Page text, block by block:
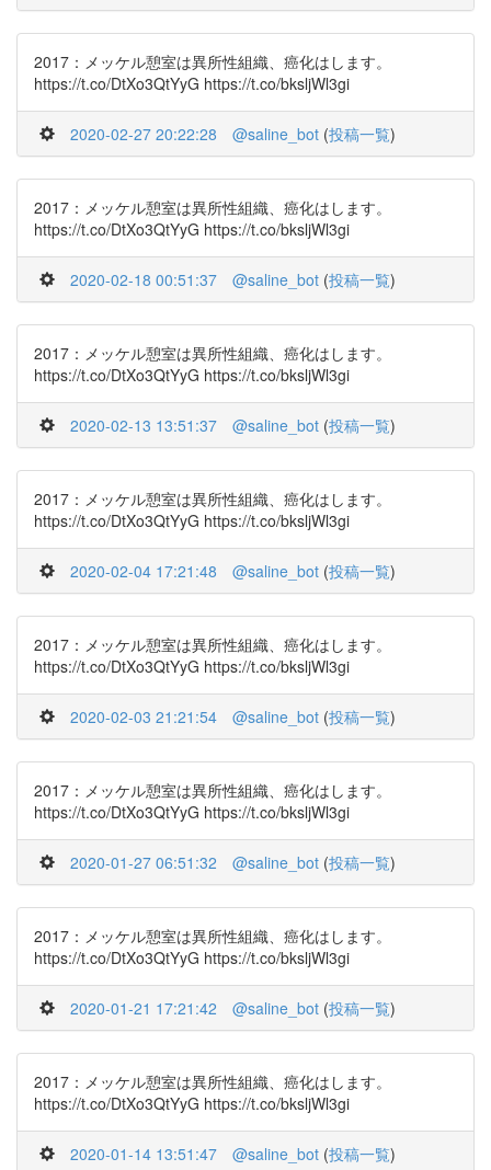
2017：メッケル憩室は異所性組織、癌化はします。
https://t.co/DtXo3QtYyG https://t.co/bksljWl3gi
2020-02-27 20:22:28 @saline_bot (投稿一覧)
2017：メッケル憩室は異所性組織、癌化はします。
https://t.co/DtXo3QtYyG https://t.co/bksljWl3gi
2020-02-18 00:51:37 @saline_bot (投稿一覧)
2017：メッケル憩室は異所性組織、癌化はします。
https://t.co/DtXo3QtYyG https://t.co/bksljWl3gi
2020-02-13 13:51:37 @saline_bot (投稿一覧)
2017：メッケル憩室は異所性組織、癌化はします。
https://t.co/DtXo3QtYyG https://t.co/bksljWl3gi
2020-02-04 17:21:48 @saline_bot (投稿一覧)
2017：メッケル憩室は異所性組織、癌化はします。
https://t.co/DtXo3QtYyG https://t.co/bksljWl3gi
2020-02-03 21:21:54 @saline_bot (投稿一覧)
2017：メッケル憩室は異所性組織、癌化はします。
https://t.co/DtXo3QtYyG https://t.co/bksljWl3gi
2020-01-27 06:51:32 @saline_bot (投稿一覧)
2017：メッケル憩室は異所性組織、癌化はします。
https://t.co/DtXo3QtYyG https://t.co/bksljWl3gi
2020-01-21 17:21:42 @saline_bot (投稿一覧)
2017：メッケル憩室は異所性組織、癌化はします。
https://t.co/DtXo3QtYyG https://t.co/bksljWl3gi
2020-01-14 13:51:47 @saline_bot (投稿一覧)